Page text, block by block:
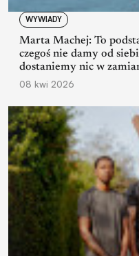
WYWIADY
Marta Machej: To
czegoś nie damy od
dostaniemy nic w
08 kwi 2026